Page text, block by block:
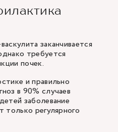
заканчивается
требуется
почек.
и правильно
в 90% случаев
заболевание
только регулярного